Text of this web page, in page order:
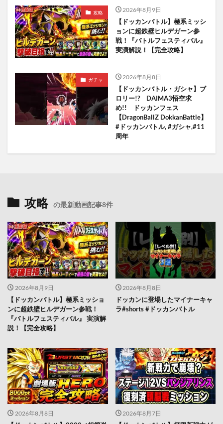
攻略 2026年8月9日
【ドッカンバトル】極系ミッシ
ョンに超鉄壁ヒルデガーン参
戦！『バトルフェスティバル』
実演解説！【完全攻略】
ガチャ 2026年8月8日
【ドッカンバトル・ガシャ】ブ
ロリー!? DAIMA3悟空求
め!! ドッカンフェス
【DragonBallZ DokkanBattle】
#ドッカンバトル, #ガシャ,#11
周年
攻略 の最新動画記事8件
2026年8月9日
【ドッカンバトル】極系ミッショ
ンに超鉄壁ヒルデガーン参戦！
『バトルフェスティバル』 実演解
説！【完全攻略】
2026年8月8日
ドッカンに登場したマイナーキャ
ラ#shorts #ドッカンバトル
2026年8月8日 2026年8月7日